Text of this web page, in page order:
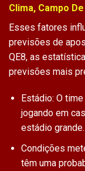
Clima, Campo
Esses fatores
previsões de
QE8, as
previsões mais
Estádio: O
jogando em
estádio grande.
Condições
têm uma